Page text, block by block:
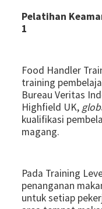
Pelatihan
1
Food Handler
training
Bureau Veritas
Highfield UK,
kualifikasi
magang.
Pada Training
penanganan
untuk setiap